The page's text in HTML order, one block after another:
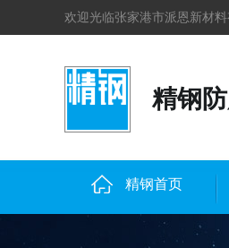
欢迎光临张家港市派恩新材料
精钢
精钢首页